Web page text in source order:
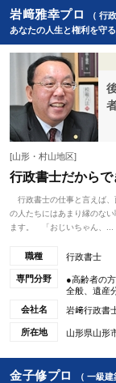
岩﨑雅幸プロ
（ 行
あなたの人生と権利を守
[山形・村山地区]
行政書士だから
行政書士の仕事と言えば、
の人たちにはあまり縁のな
ます。 「おじいちゃん、...
職種 行政書士
専門分野
●高齢者の
全般、遺産
会社名
岩﨑行政書
所在地 山形県山形
金子修プロ
（ 一級建